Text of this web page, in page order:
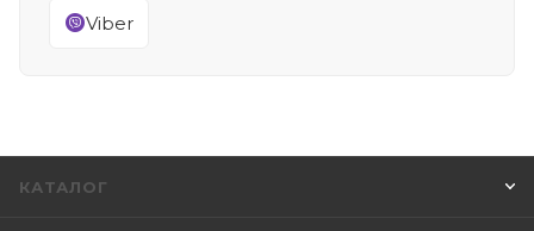
Viber
КАТАЛОГ